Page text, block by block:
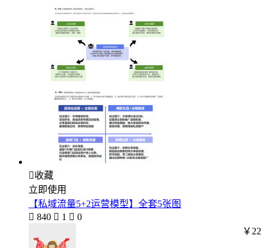
收藏
立即使用
【私域流量5+2运营模型】全套5张图
 840  1  0
￥22